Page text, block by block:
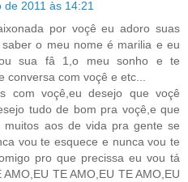
de 2011 às 14:21
por voçê eu adoro suas
o meu nome é marilia e eu
sua fâ 1,o meu sonho e te
com voçê e etc...
com voçê,eu desejo que voçê
tudo de bom pra voçê,e que
muitos aos de vida pra gente se
vou te esquece e nunca vou te
pro que precissa eu vou tá
TE AMO,EU TE AMO,EU